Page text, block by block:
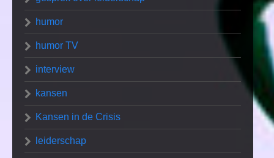
humor
humor TV
interview
kansen
Kansen in de Crisis
leiderschap